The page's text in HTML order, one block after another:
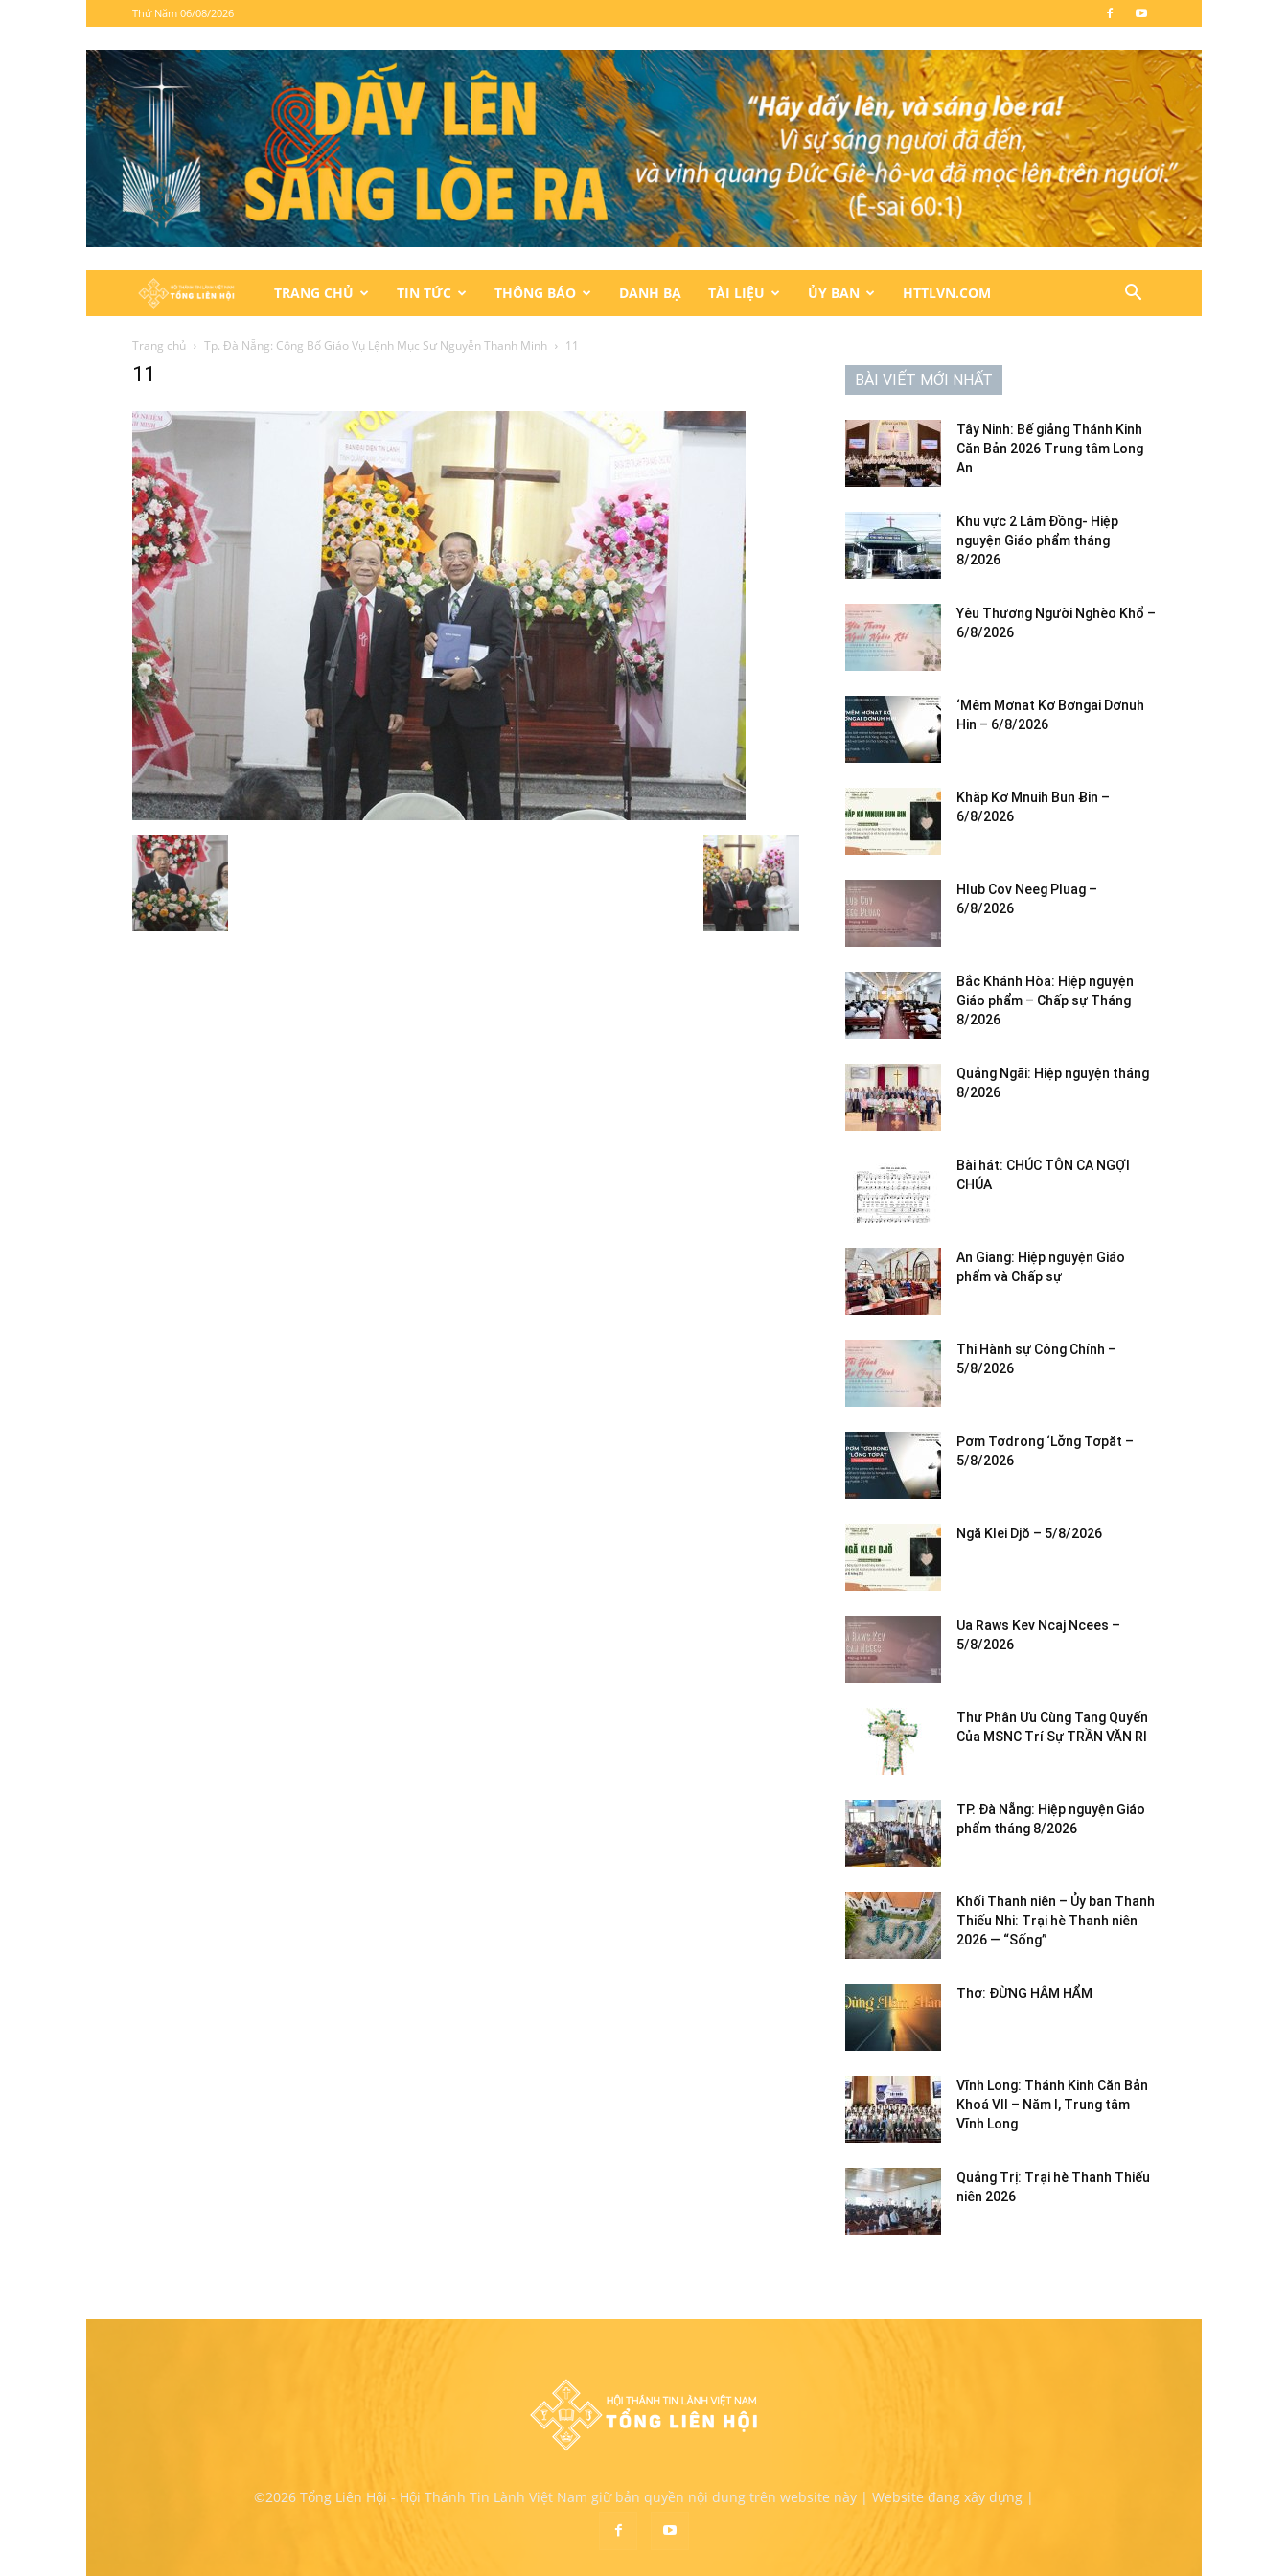
Thứ Năm 06/08/2026
Hội
Thánh
TRANG CHỦ TIN TỨC THÔNG BÁO DANH BẠ TÀI LIỆU ỦY BAN HTTLVN.COM
Trang chủ Tp. Đà Nẵng: Công Bố Giáo Vụ Lệnh Mục Sư Nguyễn Thanh Minh 11
11 BÀI VIẾT MỚI NHẤT
Tây Ninh: Bế giảng Thánh Kinh
Căn Bản 2026 Trung tâm Long
An
Khu vực 2 Lâm Đồng- Hiệp
nguyện Giáo phẩm tháng
8/2026
Yêu Thương Người Nghèo Khổ –
6/8/2026
‘Mêm Mơnat Kơ Bơngai Dơnuh
Hin – 6/8/2026
Khăp Kơ Mnuih Bun Ƀin –
6/8/2026
Hlub Cov Neeg Pluag –
6/8/2026
Bắc Khánh Hòa: Hiệp nguyện
Giáo phẩm – Chấp sự Tháng
8/2026
Quảng Ngãi: Hiệp nguyện tháng
8/2026
Bài hát: CHÚC TÔN CA NGỢI
CHÚA
An Giang: Hiệp nguyện Giáo
phẩm và Chấp sự
Thi Hành sự Công Chính –
5/8/2026
Pơm Tơdrong ‘Lơ̆ng Tơpăt –
5/8/2026
Ngă Klei Djŏ – 5/8/2026
Ua Raws Kev Ncaj Ncees –
5/8/2026
Thư Phân Ưu Cùng Tang Quyến
Của MSNC Trí Sự TRẦN VĂN RI
TP. Đà Nẵng: Hiệp nguyện Giáo
phẩm tháng 8/2026
Khối Thanh niên – Ủy ban Thanh
Thiếu Nhi: Trại hè Thanh niên
2026 — “Sống”
Thơ: ĐỪNG HÂM HẨM
Vĩnh Long: Thánh Kinh Căn Bản
Khoá VII – Năm I, Trung tâm
Vĩnh Long
Quảng Trị: Trại hè Thanh Thiếu
niên 2026
©2026 Tổng Liên Hội - Hội Thánh Tin Lành Việt Nam giữ bản quyền nội dung trên website này | Website đang xây dựng |